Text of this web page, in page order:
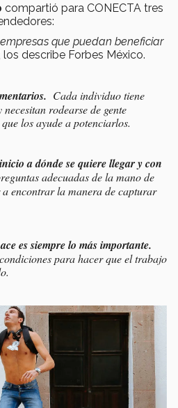
compartió para CONECTA tres
que puedan beneficiar
los describe Forbes México.
Cada individuo tiene
rodearse de gente
los ayude a potenciarlos.
a dónde se quiere llegar y con
adecuadas de la mano de
a encontrar la manera de capturar
es siempre lo más importante.
para hacer que el trabajo